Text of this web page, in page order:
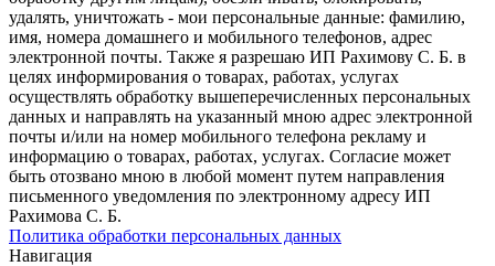
удалять, уничтожать - мои персональные данные: фамилию,
имя, номера домашнего и мобильного телефонов, адрес
электронной почты. Также я разрешаю ИП Рахимову С. Б. в
целях информирования о товарах, работах, услугах
осуществлять обработку вышеперечисленных персональных
данных и направлять на указанный мною адрес электронной
почты и/или на номер мобильного телефона рекламу и
информацию о товарах, работах, услугах. Согласие может
быть отозвано мною в любой момент путем направления
письменного уведомления по электронному адресу ИП
Рахимова С. Б.
Политика обработки персональных данных
Навигация